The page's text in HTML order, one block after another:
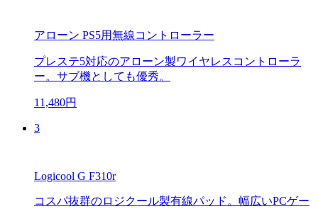
アローン PS5用無線コントローラー
プレステ5対応のアローン製ワイヤレスコントローラ
ー。サブ機としても優秀。
11,480円
3
Logicool G F310r
コスパ抜群のロジクール製有線パッド。幅広いPCゲー